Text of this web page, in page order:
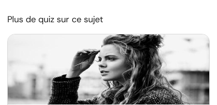
Plus de quiz sur ce sujet